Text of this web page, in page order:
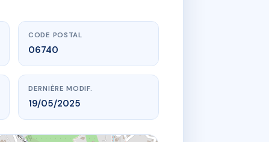
CODE POSTAL
06740
DERNIÈRE MODIF.
19/05/2025